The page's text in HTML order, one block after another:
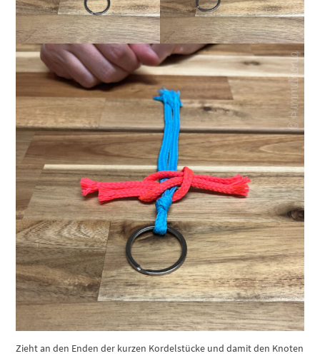
Zieht an den Enden der kurzen Kordelstücke und damit den Knoten